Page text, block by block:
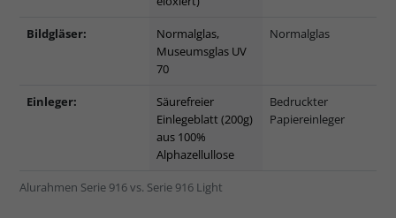
Alurahmen Serie 916 vs. Serie 916 Light
Bildgläser:
Normalglas,
Museumsglas UV
70
Normalglas
Einleger:
Säurefreier
Einlegeblatt (200g)
aus 100%
Alphazellullose
Bedruckter
Papiereinleger